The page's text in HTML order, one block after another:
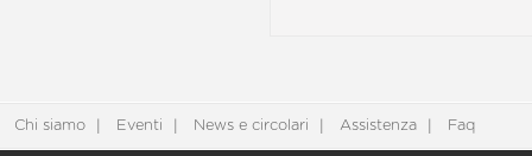
Chi siamo Eventi News e circolari Assistenza Faq